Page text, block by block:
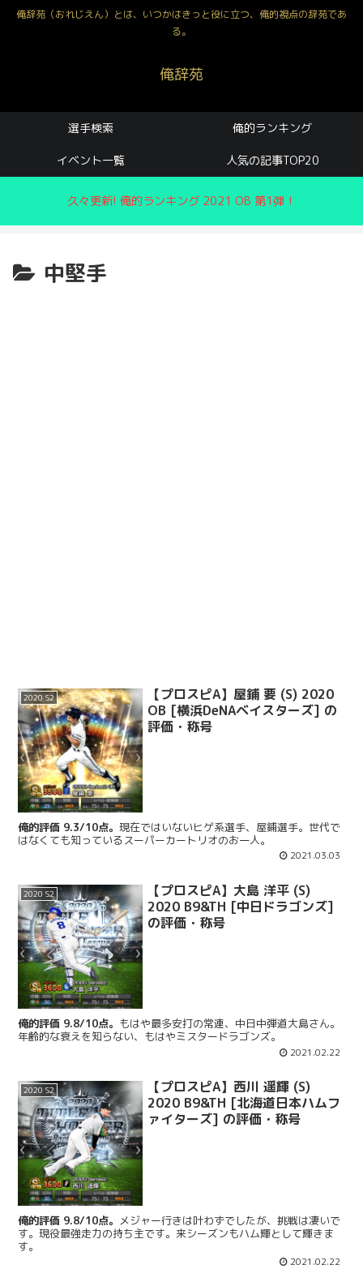
俺辞苑（おれじえん）とは、いつかはきっと役に立つ、俺的視点の辞苑であ
る。
俺辞苑
選手検索 俺的ランキング
イベント一覧 人気の記事TOP20
久々更新! 俺的ランキング 2021 OB 第1弾！
中堅手
2020 S2
【プロスピA】屋鋪 要 (S) 2020
OB [横浜DeNAベイスターズ] の
評価・称号
俺的評価 9.3/10点。現在ではいないヒゲ系選手、屋鋪選手。世代で
はなくても知っているスーパーカートリオのお一人。
2021.03.03
2020 S2
【プロスピA】大島 洋平 (S)
2020 B9&TH [中日ドラゴンズ]
の評価・称号
俺的評価 9.8/10点。 もはや最多安打の常連、中日中弾道大島さん。
年齢的な衰えを知らない、もはやミスタードラゴンズ。
2021.02.22
2020 S2
【プロスピA】西川 遥輝 (S)
2020 B9&TH [北海道日本ハムフ
ァイターズ] の評価・称号
俺的評価 9.8/10点。 メジャー行きは叶わずでしたが、挑戦は凄いで
す。現役最強走力の持ち主です。来シーズンもハム輝として輝きま
す。
2021.02.22